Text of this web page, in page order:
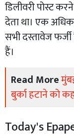
डिलीवरी पोस्ट
देता था। एक
सभी दस्तावेज
हैं।
Read More
बुर्का हटाने को
Today's